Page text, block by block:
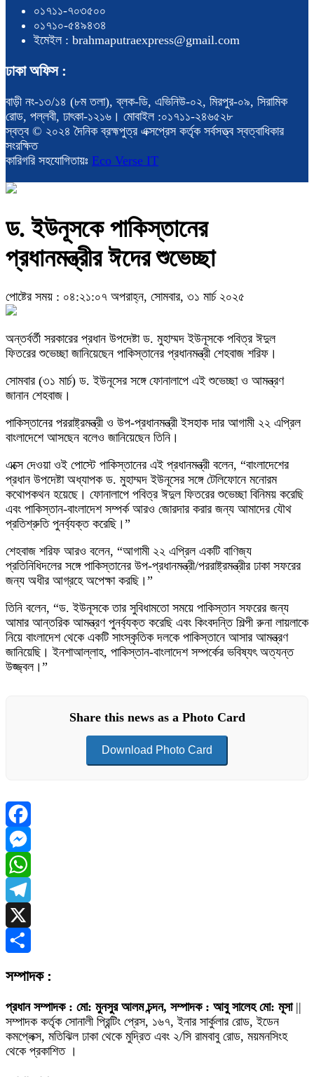
০১৭১১-৭০৩৫০০
০১৭১০-৫৪৯৪৩৪
ইমেইল : brahmaputraexpress@gmail.com
ঢাকা অফিস :
বাড়ী নং-১৩/১৪ (৮ম তলা), ব্লক-ডি, এভিনিউ-০২, মিরপুর-০৯, সিরামিক
রোড, পল্লবী, ঢাৎকা-১২১৬। মোবাইল :০১৭১১-২৪৬৫২৮
স্বত্ব © ২০২৪ দৈনিক ব্রহ্মপুত্র এক্সপ্রেস কর্তৃক সর্বসত্ত্ব স্বত্বাধিকার
সংরক্ষিত
কারিগরি সহযোগিতায়ঃ Eco Verse IT
ড. ইউনূসকে পাকিস্তানের
প্রধানমন্ত্রীর ঈদের শুভেচ্ছা
পোষ্টের সময় : ০৪:২১:০৭ অপরাহ্ন, সোমবার, ৩১ মার্চ ২০২৫
অন্তর্বর্তী সরকারের প্রধান উপদেষ্টা ড. মুহাম্মদ ইউনূসকে পবিত্র ঈদুল
ফিতরের শুভেচ্ছা জানিয়েছেন পাকিস্তানের প্রধানমন্ত্রী শেহবাজ শরিফ।
সোমবার (৩১ মার্চ) ড. ইউনূসের সঙ্গে ফোনালাপে এই শুভেচ্ছা ও আমন্ত্রণ
জানান শেহবাজ।
পাকিস্তানের পররাষ্ট্রমন্ত্রী ও উপ-প্রধানমন্ত্রী ইসহাক দার আগামী ২২ এপ্রিল
বাংলাদেশে আসছেন বলেও জানিয়েছেন তিনি।
এক্সে দেওয়া ওই পোস্টে পাকিস্তানের এই প্রধানমন্ত্রী বলেন, “বাংলাদেশের
প্রধান উপদেষ্টা অধ্যাপক ড. মুহাম্মদ ইউনূসের সঙ্গে টেলিফোনে মনোরম
কথোপকথন হয়েছে। ফোনালাপে পবিত্র ঈদুল ফিতরের শুভেচ্ছা বিনিময় করেছি
এবং পাকিস্তান-বাংলাদেশ সম্পর্ক আরও জোরদার করার জন্য আমাদের যৌথ
প্রতিশ্রুতি পুনর্ব্যক্ত করেছি।”
শেহবাজ শরিফ আরও বলেন, “আগামী ২২ এপ্রিল একটি বাণিজ্য
প্রতিনিধিদলের সঙ্গে পাকিস্তানের উপ-প্রধানমন্ত্রী/পররাষ্ট্রমন্ত্রীর ঢাকা সফরের
জন্য অধীর আগ্রহে অপেক্ষা করছি।”
তিনি বলেন, “ড. ইউনূসকে তার সুবিধামতো সময়ে পাকিস্তান সফরের জন্য
আমার আন্তরিক আমন্ত্রণ পুনর্ব্যক্ত করেছি এবং কিংবদন্তি শিল্পী রুনা লায়লাকে
নিয়ে বাংলাদেশ থেকে একটি সাংস্কৃতিক দলকে পাকিস্তানে আসার আমন্ত্রণ
জানিয়েছি। ইনশাআল্লাহ, পাকিস্তান-বাংলাদেশ সম্পর্কের ভবিষ্যৎ অত্যন্ত
উজ্জ্বল।”
Share this news as a Photo Card
Download Photo Card
Facebook
Messenger
WhatsApp
Telegram
X
সম্পাদক :
প্রধান সম্পাদক : মো: মুনসুর আলম চন্দন, সম্পাদক : আবু সালেহ মো: মূসা||
সম্পাদক কর্তৃক সোনালী প্রিন্টিং প্রেস, ১৬৭, ইনার সার্কুলার রোড, ইডেন
কমপ্লেক্স, মতিঝিল ঢাকা থেকে মুদ্রিত এবং ২/সি রামবাবু রোড, ময়মনসিংহ
থেকে প্রকাশিত ।